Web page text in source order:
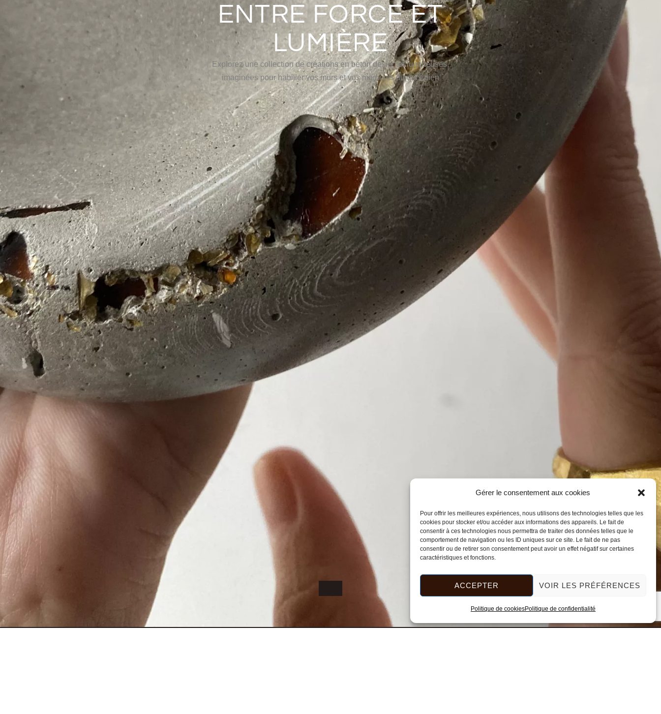
Gérer le consentement aux cookies
Pour offrir les meilleures expériences, nous utilisons des technologies telles que les
cookies pour stocker et/ou accéder aux informations des appareils. Le fait de
consentir à ces technologies nous permettra de traiter des données telles que le
comportement de navigation ou les ID uniques sur ce site. Le fait de ne pas
consentir ou de retirer son consentement peut avoir un effet négatif sur certaines
caractéristiques et fonctions.
ACCEPTER VOIR LES PRÉFÉRENCES
Politique de cookiesPolitique de confidentialité
ENTRE FORCE ET
LUMIÈRE
Explorez une collection de créations en béton design et lumineuses,
imaginées pour habiller vos murs et vos moments du quotidien